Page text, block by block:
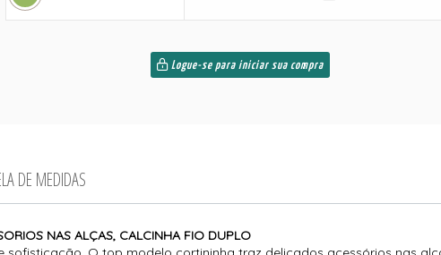
Logue-se para iniciar sua compra
DE MEDIDAS
NAS ALÇAS, CALCINHA FIO DUPLO